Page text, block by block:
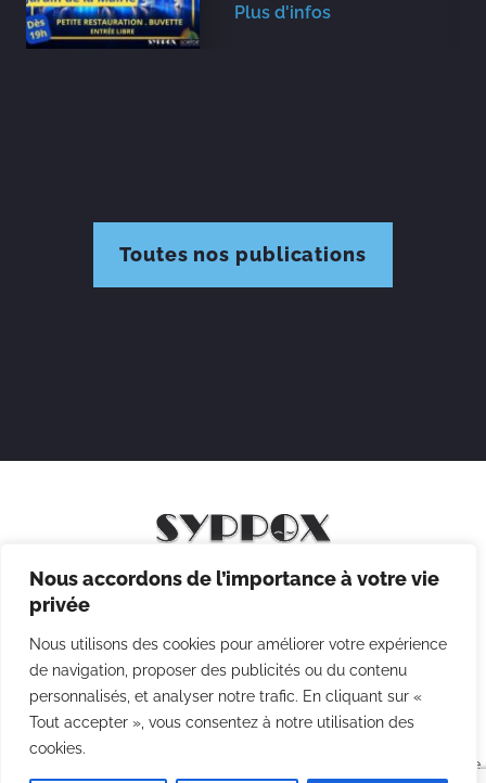
Nous accordons de l’importance à votre vie
privée
Nous utilisons des cookies pour améliorer votre expérience
de navigation, proposer des publicités ou du contenu
personnalisés, et analyser notre trafic. En cliquant sur «
Tout accepter », vous consentez à notre utilisation des
cookies.
Plus d'infos
Toutes nos publications
Mentions légales
Politique des cookies
CGV
Agence